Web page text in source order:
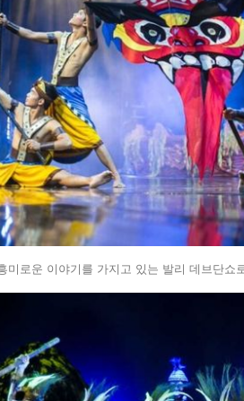
미로운 이야기를 가지고 있는 발리 데브단쇼